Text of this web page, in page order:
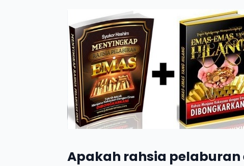
Apakah rahsia